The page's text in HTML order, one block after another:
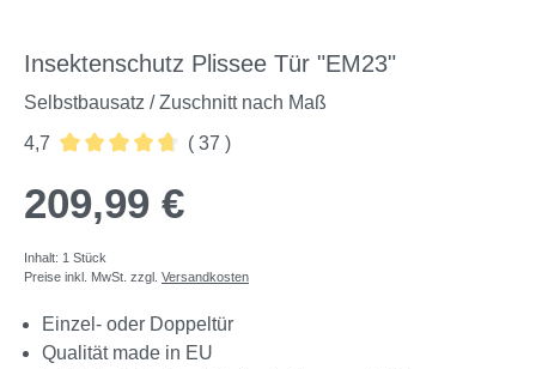
Insektenschutz Plissee Tür "EM23"
Selbstbausatz / Zuschnitt nach Maß
4,7
( 37 )
209,99 €
Inhalt: 1 Stück
Preise inkl. MwSt. zzgl. Versandkosten
Einzel- oder Doppeltür
Qualität made in EU